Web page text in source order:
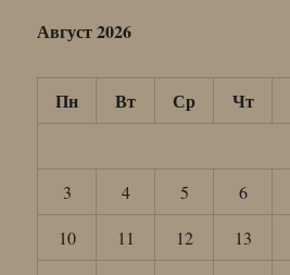
Август 2026
Пн Вт Ср Чт
3
4 5 6
10
11 12 13